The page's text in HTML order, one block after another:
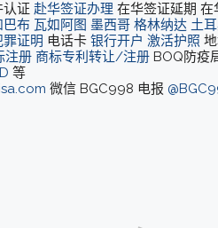
证 赴华签证办理 在华签证延期 在
巴布 瓦如阿图 墨西哥 格林纳达 土
证明 电话卡 银行开户 激活护照
注册 商标专利转让/注册BOQ防疫
等
微信 BGC998 电报